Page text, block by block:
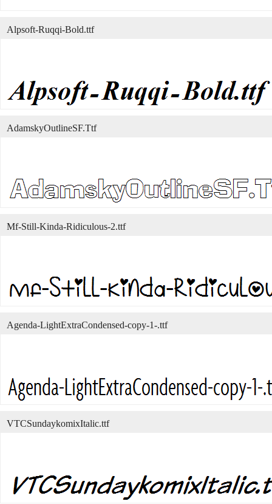
Alpsoft-Ruqqi-Bold.ttf
AdamskyOutlineSF.Ttf
Mf-Still-Kinda-Ridiculous-2.ttf
Agenda-LightExtraCondensed-copy-1-.ttf
VTCSundaykomixItalic.ttf